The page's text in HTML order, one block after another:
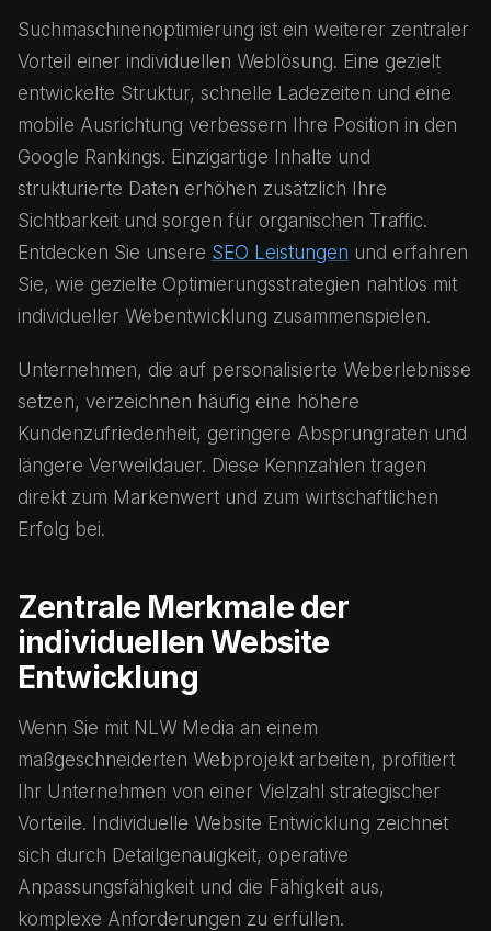
Suchmaschinenoptimierung ist ein weiterer zentraler
Vorteil einer individuellen Weblösung. Eine gezielt
entwickelte Struktur, schnelle Ladezeiten und eine
mobile Ausrichtung verbessern Ihre Position in den
Google Rankings. Einzigartige Inhalte und
strukturierte Daten erhöhen zusätzlich Ihre
Sichtbarkeit und sorgen für organischen Traffic.
Entdecken Sie unsere SEO Leistungen und erfahren
Sie, wie gezielte Optimierungsstrategien nahtlos mit
individueller Webentwicklung zusammenspielen.
Unternehmen, die auf personalisierte Weberlebnisse
setzen, verzeichnen häufig eine höhere
Kundenzufriedenheit, geringere Absprungraten und
längere Verweildauer. Diese Kennzahlen tragen
direkt zum Markenwert und zum wirtschaftlichen
Erfolg bei.
Zentrale Merkmale der
individuellen Website
Entwicklung
Wenn Sie mit NLW Media an einem
maßgeschneiderten Webprojekt arbeiten, profitiert
Ihr Unternehmen von einer Vielzahl strategischer
Vorteile. Individuelle Website Entwicklung zeichnet
sich durch Detailgenauigkeit, operative
Anpassungsfähigkeit und die Fähigkeit aus,
komplexe Anforderungen zu erfüllen.